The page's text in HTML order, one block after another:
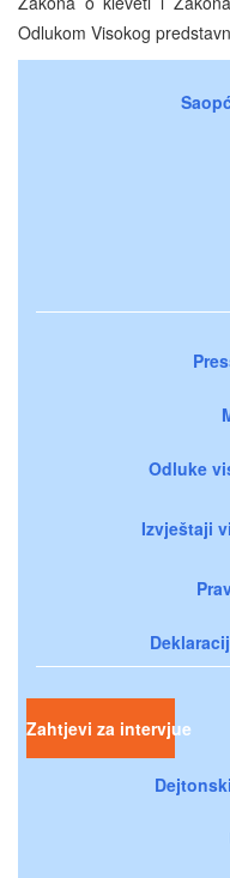
Odlukom Visokog
Odluke
Izvještaji
Zahtjevi za intervjue